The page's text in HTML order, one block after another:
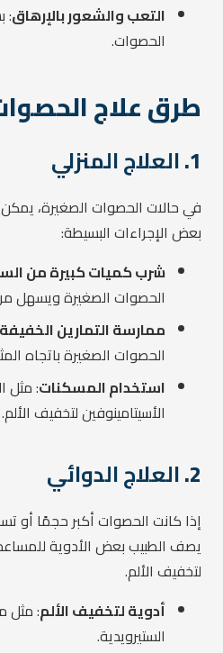
التعب والشعور بالإرهاق:
الحصوات.
طرق علاج
1. العلاج المنزلي
في حالات الحصوات الصغيرة، يمكن
بعض الإجراءات البسيطة:
شرب كميات كبيرة من
الحصوات الصغيرة ويسهل
ممارسة التمارين الخفيفة
الحصوات الصغيرة باتجاه
استخدام المسكنات: مثل
الأسيتامينوفين لتخفيف الألم.
2. العلاج الدوائي
إذا كانت الحصوات أكبر حجمًا أو
يصف الطبيب بعض الأدوية
لتخفيف الألم.
أدوية لتخفيف الألم: مثل
الستيرويدية.